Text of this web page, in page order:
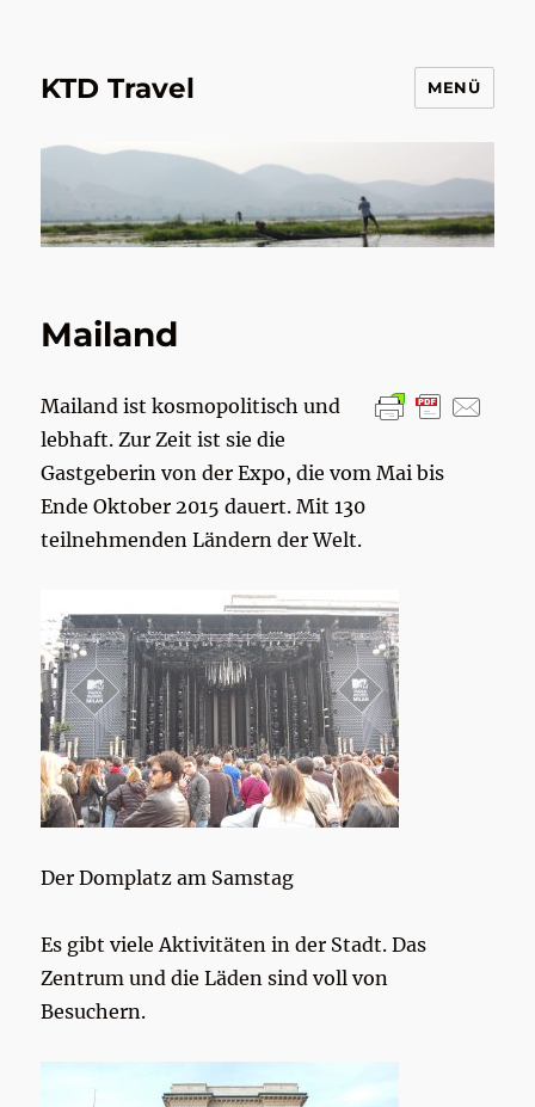
KTD Travel MENÜ
Mailand
Mailand ist kosmopolitisch und
lebhaft. Zur Zeit ist sie die
Gastgeberin von der Expo, die vom Mai bis
Ende Oktober 2015 dauert. Mit 130
teilnehmenden Ländern der Welt.
Der Domplatz am Samstag
Es gibt viele Aktivitäten in der Stadt. Das
Zentrum und die Läden sind voll von
Besuchern.